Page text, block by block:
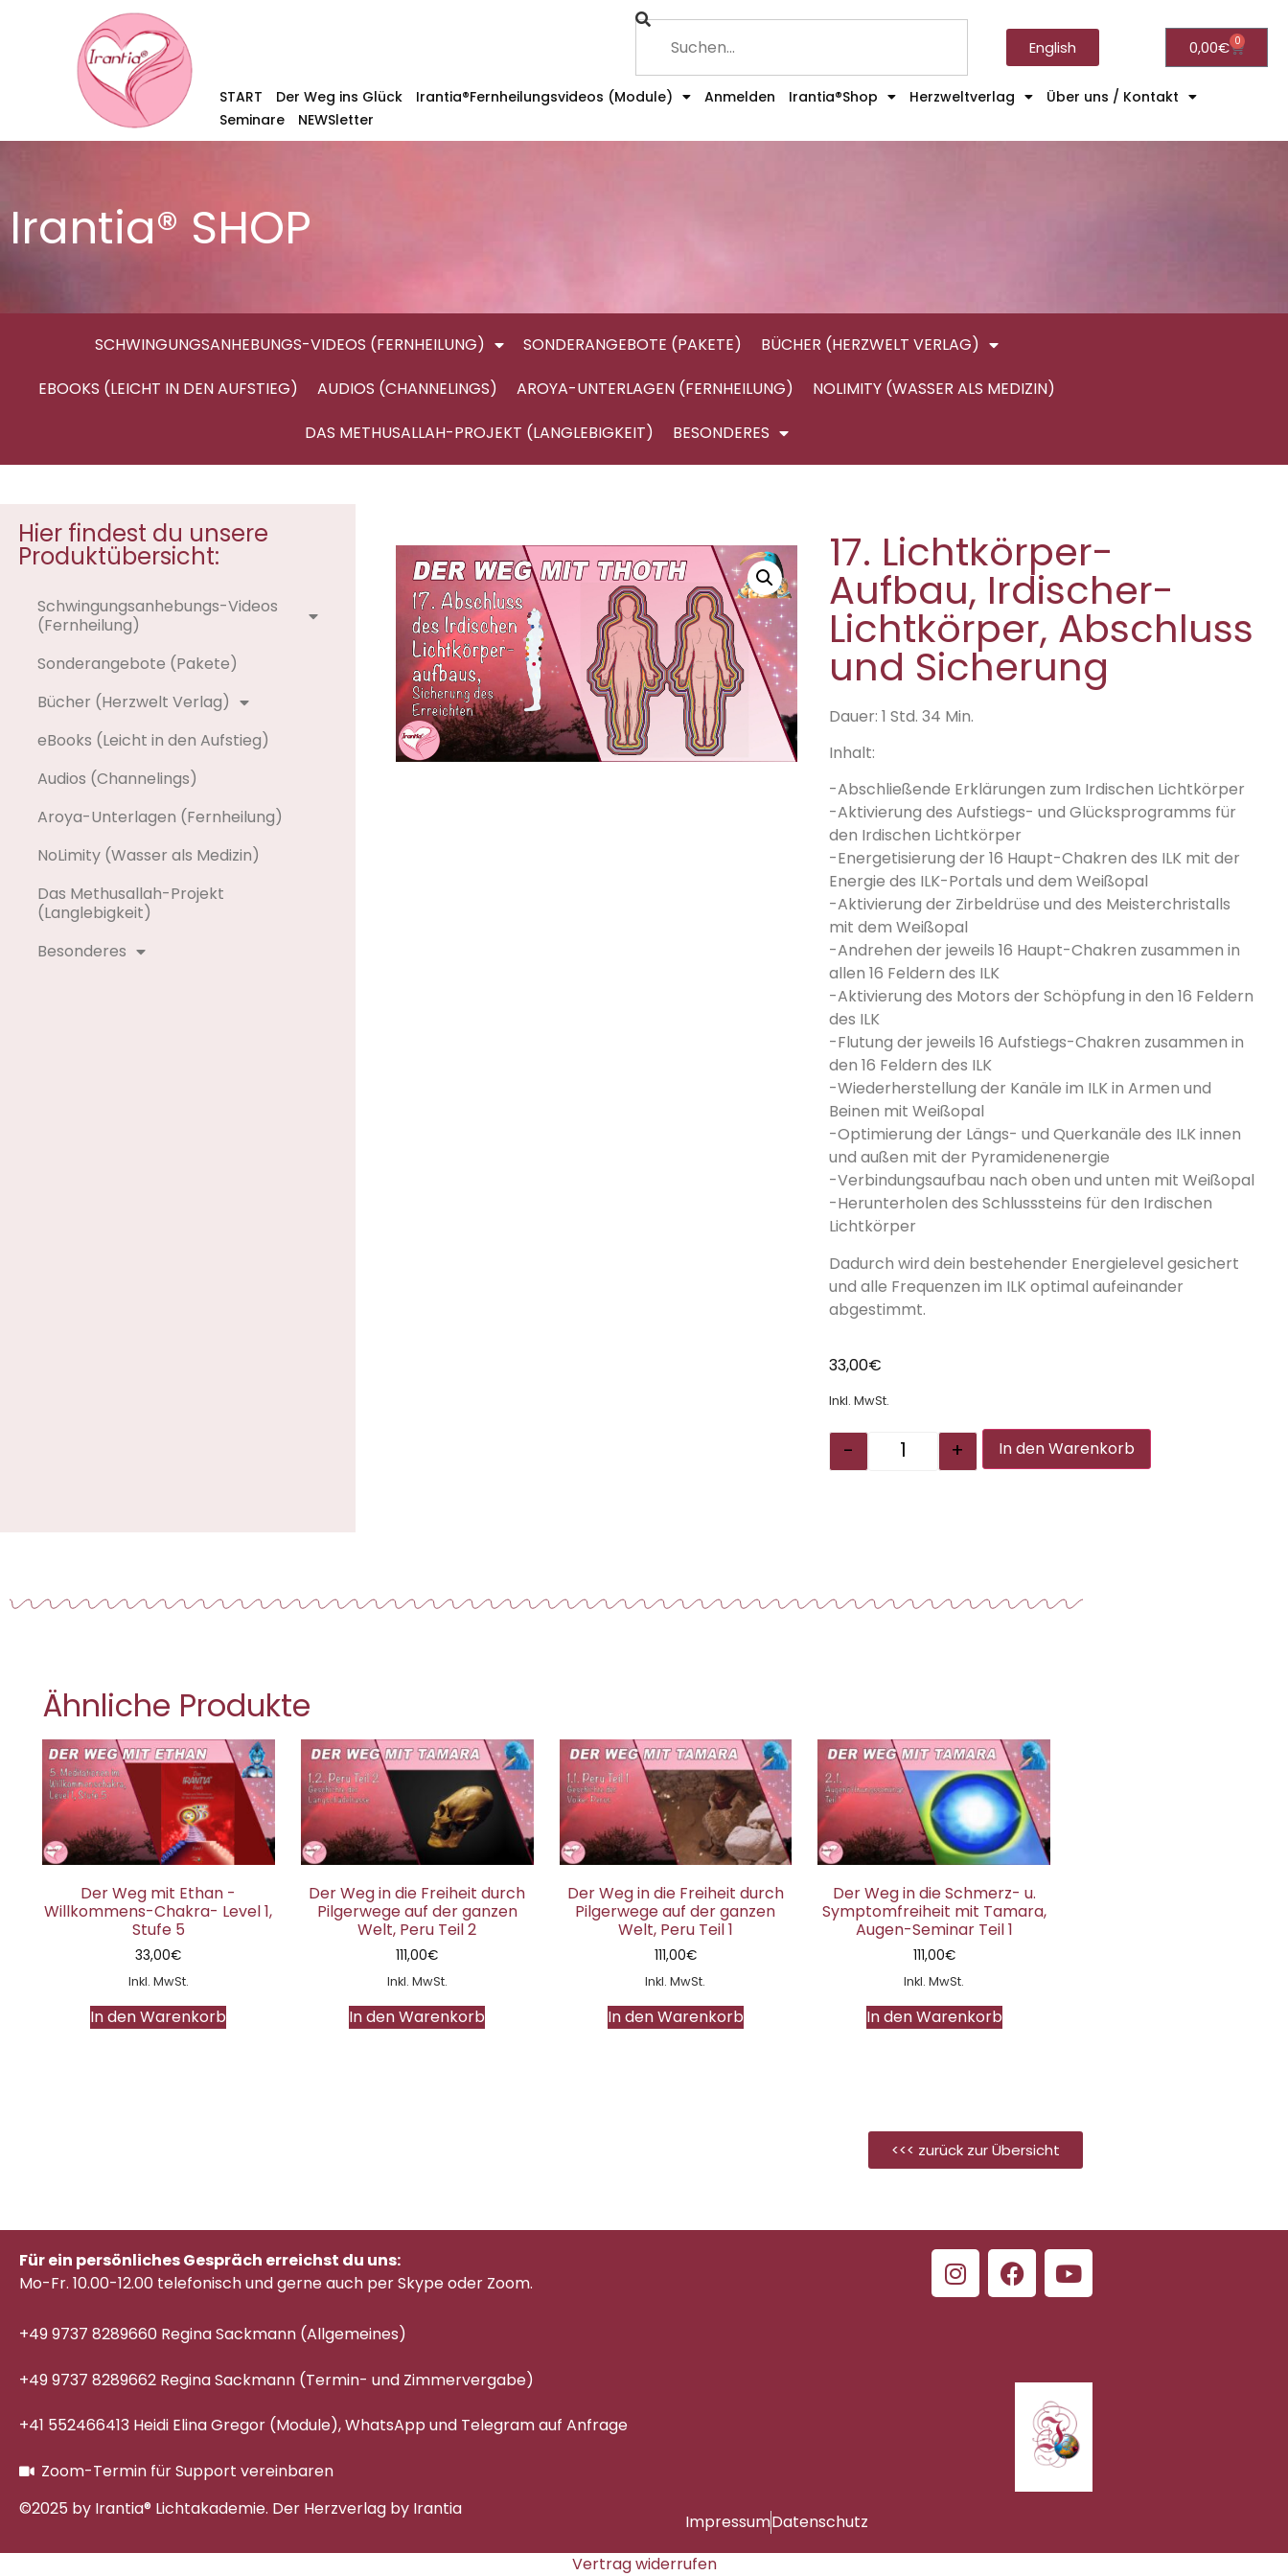
English 0,00€ 0
START Der Weg ins Glück Irantia®Fernheilungsvideos (Module) Anmelden Irantia®Shop Herzweltverlag
Über uns / Kontakt
Seminare
NEWSletter
Irantia® SHOP
SCHWINGUNGSANHEBUNGS-VIDEOS (FERNHEILUNG) SONDERANGEBOTE (PAKETE)
BÜCHER (HERZWELT VERLAG)
EBOOKS (LEICHT IN DEN AUFSTIEG)
AUDIOS (CHANNELINGS) AROYA-UNTERLAGEN (FERNHEILUNG)
NOLIMITY (WASSER ALS MEDIZIN)
DAS METHUSALLAH-PROJEKT (LANGLEBIGKEIT)
BESONDERES
Hier findest du unsere
Produktübersicht:
Schwingungsanhebungs-Videos
(Fernheilung)
Sonderangebote (Pakete)
Bücher (Herzwelt Verlag)
eBooks (Leicht in den Aufstieg)
Audios (Channelings)
Aroya-Unterlagen (Fernheilung)
NoLimity (Wasser als Medizin)
Das Methusallah-Projekt
(Langlebigkeit)
Besonderes
17. Lichtkörper-
Aufbau, Irdischer-
Lichtkörper, Abschluss
und Sicherung
Dauer: 1 Std. 34 Min.
Inhalt:
-Abschließende Erklärungen zum Irdischen Lichtkörper
-Aktivierung des Aufstiegs- und Glücksprogramms für
den Irdischen Lichtkörper
-Energetisierung der 16 Haupt-Chakren des ILK mit der
Energie des ILK-Portals und dem Weißopal
-Aktivierung der Zirbeldrüse und des Meisterchristalls
mit dem Weißopal
-Andrehen der jeweils 16 Haupt-Chakren zusammen in
allen 16 Feldern des ILK
-Aktivierung des Motors der Schöpfung in den 16 Feldern
des ILK
-Flutung der jeweils 16 Aufstiegs-Chakren zusammen in
den 16 Feldern des ILK
-Wiederherstellung der Kanäle im ILK in Armen und
Beinen mit Weißopal
-Optimierung der Längs- und Querkanäle des ILK innen
und außen mit der Pyramidenenergie
-Verbindungsaufbau nach oben und unten mit Weißopal
-Herunterholen des Schlusssteins für den Irdischen
Lichtkörper
Dadurch wird dein bestehender Energielevel gesichert
und alle Frequenzen im ILK optimal aufeinander
abgestimmt.
33,00€
Inkl. MwSt.
- + In den Warenkorb
Ähnliche Produkte
Der Weg mit Ethan -
Willkommens-Chakra- Level 1,
Stufe 5
33,00€
Inkl. MwSt.
In den Warenkorb
Der Weg in die Freiheit durch
Pilgerwege auf der ganzen
Welt, Peru Teil 2
111,00€
Inkl. MwSt.
In den Warenkorb
Der Weg in die Freiheit durch
Pilgerwege auf der ganzen
Welt, Peru Teil 1
111,00€
Inkl. MwSt.
In den Warenkorb
Der Weg in die Schmerz- u.
Symptomfreiheit mit Tamara,
Augen-Seminar Teil 1
111,00€
Inkl. MwSt.
In den Warenkorb
<<< zurück zur Übersicht
Für ein persönliches Gespräch erreichst du uns:
Mo-Fr. 10.00-12.00 telefonischund gerne auch per Skype oder Zoom.
+49 9737 8289660 Regina Sackmann (Allgemeines)
+49 9737 8289662 Regina Sackmann (Termin- und Zimmervergabe)
+41 552466413 Heidi Elina Gregor (Module), WhatsApp und Telegram auf Anfrage
Zoom-Termin für Support vereinbaren
©2025 by Irantia® Lichtakademie. Der Herzverlag by Irantia
ImpressumDatenschutz
Vertrag widerrufen